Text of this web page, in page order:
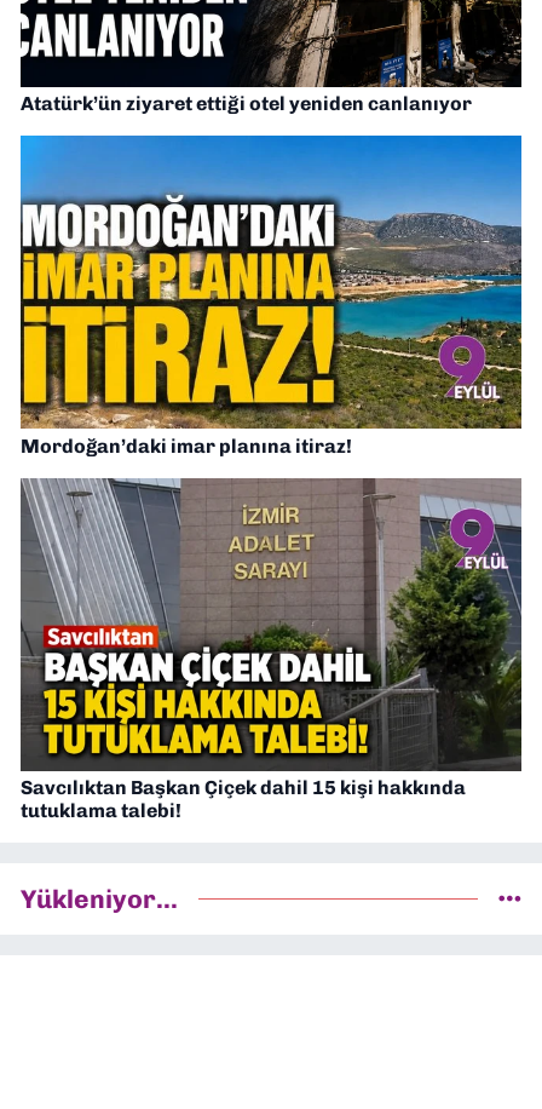
Atatürk’ün ziyaret ettiği otel yeniden canlanıyor
Mordoğan’daki imar planına itiraz!
Savcılıktan Başkan Çiçek dahil 15 kişi hakkında
tutuklama talebi!
Yükleniyor...